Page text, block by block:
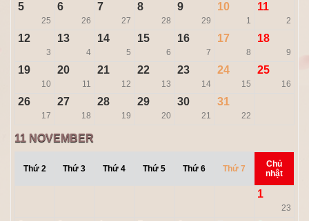
5
25
6
26
7
27
8
28
9
29
10
1
11
2
12
3
13
4
14
5
15
6
16
7
17
8
18
9
19
10
20
11
21
12
22
13
23
14
24
15
25
16
26
17
27
18
28
19
29
20
30
21
31
22
11 NOVEMBER
Thứ 2 Thứ 3 Thứ 4 Thứ 5 Thứ 6 Thứ 7
Chủ
nhật
1
23